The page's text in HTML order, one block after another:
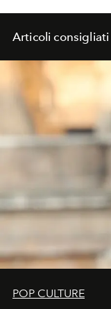
Chiuri.
Articoli consigliati
POP CULTURE